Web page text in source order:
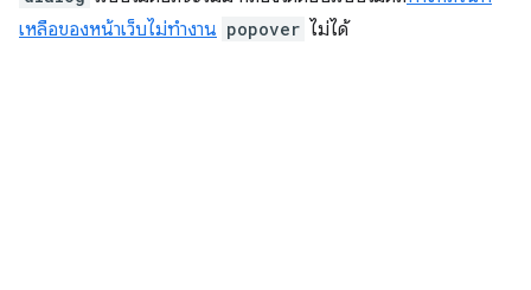
เหลือของหน้าเว็บไม่ทำงาน popover ไม่ได้